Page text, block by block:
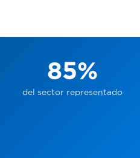
85%
del sector representado